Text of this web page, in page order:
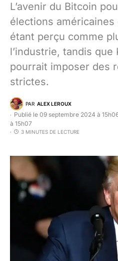
L’avenir du Bitcoin
élections
étant perçu comme
l’industrie, tandis que
pourrait imposer des
strictes.
PAR ALEX LEROUX
Publié le 09 septembre 2024 à
à 15h07
3 MINUTES DE LECTURE